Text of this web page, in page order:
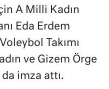
A Milli Kadın
Eda Erdem
Takımı
ve Gizem Örge
imza attı.